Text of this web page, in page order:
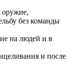
оружие,
без команды
на людей и в
и после